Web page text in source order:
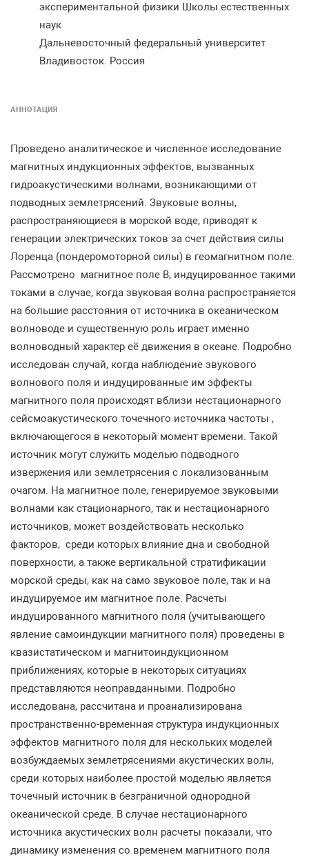
экспериментальной физики Школы естественных
наук
Дальневосточный федеральный университет
Владивосток. Россия
АННОТАЦИЯ
Проведено аналитическое и численное исследование
магнитных индукционных эффектов, вызванных
гидроакустическими волнами, возникающими от
подводных землетрясений. Звуковые волны,
распространяющиеся в морской воде, приводят к
генерации электрических токов за счет действия силы
Лоренца (пондеромоторной силы) в геомагнитном поле.
Рассмотрено магнитное поле В, индуцированное такими
токами в случае, когда звуковая волна распространяется
на большие расстояния от источника в океаническом
волноводе и существенную роль играет именно
волноводный характер её движения в океане. Подробно
исследован случай, когда наблюдение звукового
волнового поля и индуцированные им эффекты
магнитного поля происходят вблизи нестационарного
сейсмоакустического точечного источника частоты ,
включающегося в некоторый момент времени. Такой
источник могут служить моделью подводного
извержения или землетрясения с локализованным
очагом. На магнитное поле, генерируемое звуковыми
волнами как стационарного, так и нестационарного
источников, может воздействовать несколько
факторов, среди которых влияние дна и свободной
поверхности, а также вертикальной стратификации
морской среды, как на само звуковое поле, так и на
индуцируемое им магнитное поле. Расчеты
индуцированного магнитного поля (учитывающего
явление самоиндукции магнитного поля) проведены в
квазистатическом и магнитоиндукционном
приближениях, которые в некоторых ситуациях
представляются неоправданными. Подробно
исследована, рассчитана и проанализирована
пространственно-временная структура индукционных
эффектов магнитного поля для нескольких моделей
возбуждаемых землетрясениями акустических волн,
среди которых наиболее простой моделью является
точечный источник в безграничной однородной
океанической среде. В случае нестационарного
источника акустических волн расчеты показали, что
динамику изменения со временем магнитного поля